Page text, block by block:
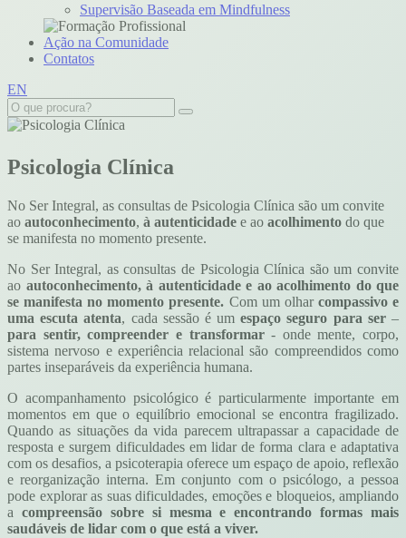
Supervisão Baseada em Mindfulness
Ação na Comunidade
Contatos
EN
Psicologia Clínica
No Ser Integral, as consultas de Psicologia Clínica são um convite
ao autoconhecimento, à autenticidade e ao acolhimento do que
se manifesta no momento presente.
No Ser Integral, as consultas de Psicologia Clínica são um convite
ao autoconhecimento, à autenticidade e ao acolhimento do que
se manifesta no momento presente. Com um olhar compassivo e
uma escuta atenta, cada sessão é umespaço seguro para ser–
para sentir, compreender e transformar- onde mente, corpo,
sistema nervoso e experiência relacional são compreendidos como
partes inseparáveis da experiência humana.
O acompanhamento psicológico é particularmente importante em
momentos em que o equilíbrio emocional se encontra fragilizado.
Quando as situações da vida parecem ultrapassar a capacidade de
resposta e surgem dificuldades em lidar de forma clara e adaptativa
com os desafios, a psicoterapia oferece um espaço de apoio, reflexão
e reorganização interna. Em conjunto com o psicólogo, a pessoa
pode explorar as suas dificuldades, emoções e bloqueios, ampliando
a compreensão sobre si mesma e encontrando formas mais
saudáveis de lidar com o que está a viver.